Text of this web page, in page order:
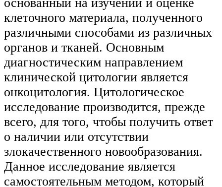
клеточного материала, полученного
различными способами из различных
органов и тканей. Основным
диагностическим направлением
клинической цитологии является
онкоцитология. Цитологическое
исследование производится, прежде
всего, для того, чтобы получить ответ
о наличии или отсутствии
злокачественного новообразования.
Данное исследование является
самостоятельным методом, который